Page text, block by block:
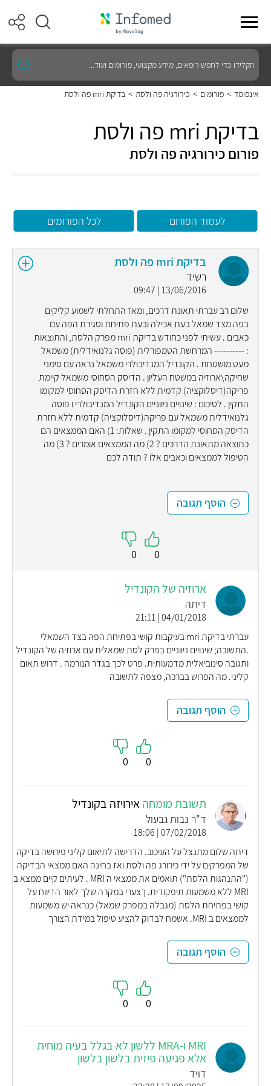
הקלידו
כדי
לחפש
רופאים,
מידע
ועוד...
אינפומד > פורומים > כירורגיה פה ולסת > בדיקת mri פה ולסת
בדיקת mri פה ולסת
פורום כירורגיה פה ולסת
לעמוד הפורום לכל הפורומים
בדיקת mri פה ולסת
רשיד
13/06/2016 | 09:47
שלום רב עברתי תאונת דרכים, ומאז התחלתי לשמוע קליקים
בפה מצד שמאל בעת אכילה ובעת פתיחת וסגירת הפה עם
כאבים . עשיתי לפני כחודש בדיקת mri מפרק הלסת, והתוצאות
: ---------- המרחשת הטמפורלית (פוסה גלנואידלית) משמאל
מעט מושטחת . הקונדיל המנדיבולרי משמאל נראה עם סימני
שחיקה\ארוזיה במשטח העליון . הדיסק הסחוסי משמאל קיימת
פריקה(דיסלוקציה) קדמית ללא חזרת הדיסק הסחוסי למקומו
התקין . לסיכום : שינויים ניווניים הקונדיל המנדיבולרי ו פוסה
גלנואידלית משמאל עם פריקה(דיסלוקציה) קדמית ללא חזרת
הדיסק הסחוסי למקומו התקין . שאלות: 1) האם הממצאים הם
כתוצאה מתאונת הדרכים ? 2) מה הממצאים אומרים ? 3) מה
הטיפול לממצאים וכאבים אלו ? תודה לכם
הוסף תגובה
0
0
ארוזיה של הקונדיל
דיתה
04/01/2018 | 21:11
עברתי בדיקת mri בעיקבות קושי בפתיחת הפה בצד השמאלי
.התשובה; שינויים ניווניים בפרק לסת שמאלית עם ארוזיה של הקונדיל
ותגובה סינוביאלית מדמעותית. פרט לכך בגדר הנורמה . דרוש תאום
קליני. מה הפרוש בברכה, מצפה לתשובה
הוסף תגובה
0
0
תשובת מומחהאירויזה בקונדיל
ד"ר נבות גבעול
07/02/2018 | 18:06
דיתה שלום מתנצל על העיכוב. הדרישה לתיאום קליני פירושה בדיקה
של המפרקים על ידי כירורג פה ולסת ואז בחינה האם ממצאי הבדיקה
("התנהגות הלסת") תואמים את ממצאי ה MRI . לעיתים קיים ממצא ב
MRI ללא משמעות תיפקודית. ךצערי במקרה שלך לאור הדיווח על
קושי בפתיחת הלסת (מגבלה במפרק שמאל) כנראה יש משמעות
לממצאים ב MRI. אשמח לבדוק להציע טיפול במידת הצורך
הוסף תגובה
0
0
MRI ו-MRA ללשון לא בגלל בעיה מוחית
אלא פגיעה פיזית בלשון בלשון
דויד